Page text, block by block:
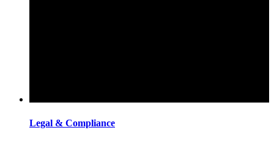
Legal & Compliance